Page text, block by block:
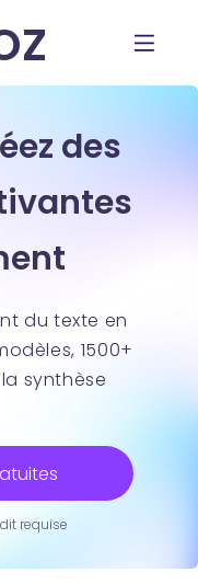
des
du texte en
1500+
synthèse
requise